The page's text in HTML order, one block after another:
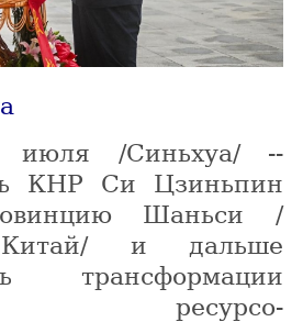
июля /Синьхуа/ --
КНР Си Цзиньпин
Шаньси /
и дальше
трансформации
ресурсо-